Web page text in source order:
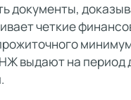
документы,
четкие
выдают на период